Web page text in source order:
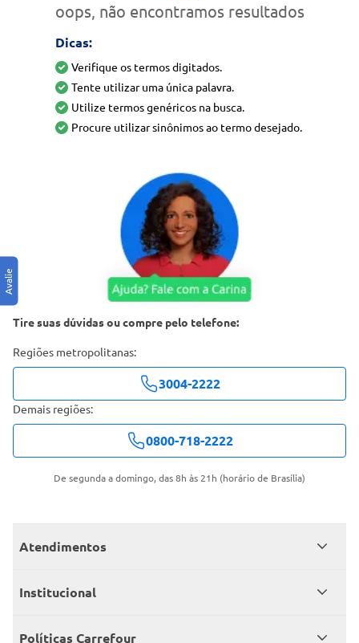
oops, não encontramos resultados
Dicas:
Verifique os termos digitados.
Tente utilizar uma única palavra.
Utilize termos genéricos na busca.
Procure utilizar sinônimos ao termo desejado.
Tire suas dúvidas ou compre pelo telefone:
Regiões metropolitanas:
3004-2222
Demais regiões:
0800-718-2222
De segunda a domingo, das 8h às 21h (horário de Brasília)
Atendimentos
Meus pedidos
Institucional
Grupo Carrefour Brasil
Políticas Carrefour